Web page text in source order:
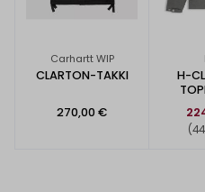
Carhartt WIP
CLARTON-TAKKI
270,00 €
H-